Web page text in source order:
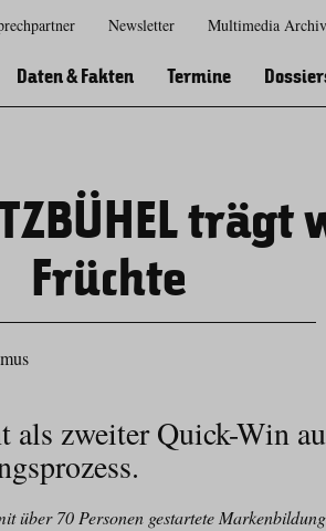
Zur
Zur
Zum
Zum
Daten & Fakten Termine
Newsletter Multimedia Archiv
trägt
Früchte
zweiter Quick-Win
über 70 Personen gestartete